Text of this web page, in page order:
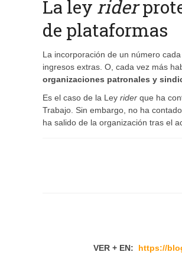
La ley rider
de plataformas
La incorporación de un número
ingresos extras. O, cada vez más
organizaciones patronales y
Es el caso de la Ley rider que ha
Trabajo. Sin embargo, no ha
ha salido de la organización tras el
VER + EN: https://